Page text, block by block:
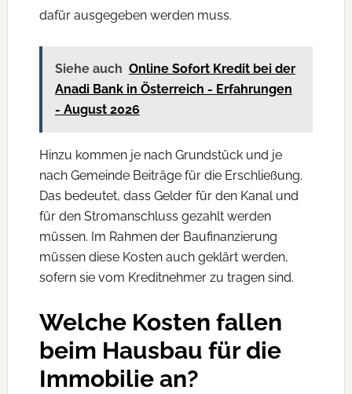
dafür ausgegeben werden muss.
Siehe auch Online Sofort Kredit bei der
Anadi Bank in Österreich - Erfahrungen
- August 2026
Hinzu kommen je nach Grundstück und je
nach Gemeinde Beiträge für die Erschließung.
Das bedeutet, dass Gelder für den Kanal und
für den Stromanschluss gezahlt werden
müssen. Im Rahmen der Baufinanzierung
müssen diese Kosten auch geklärt werden,
sofern sie vom Kreditnehmer zu tragen sind.
Welche Kosten fallen
beim Hausbau für die
Immobilie an?